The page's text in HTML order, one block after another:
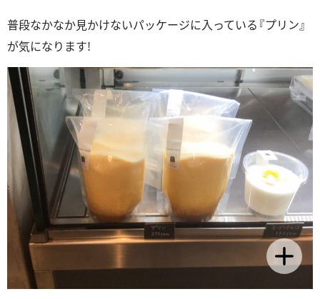
普段なかなか見かけないパッケージに入っている『プリン』
が気になります!